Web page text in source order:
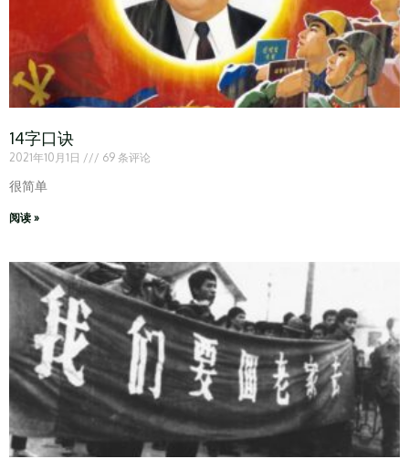
14字口诀
2021年10月1日 69 条评论
很简单
阅读 »